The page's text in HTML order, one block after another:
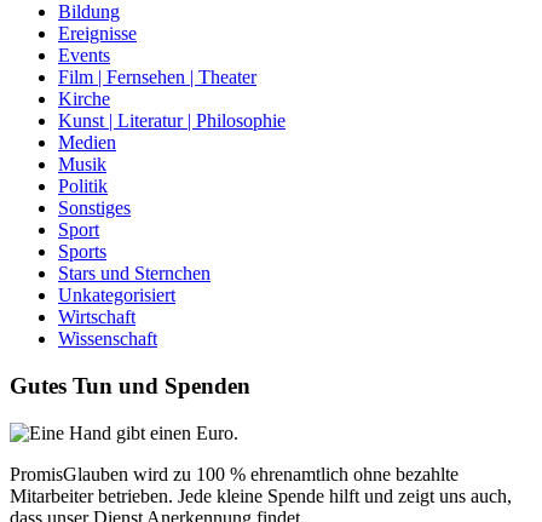
Bildung
Ereignisse
Events
Film | Fernsehen | Theater
Kirche
Kunst | Literatur | Philosophie
Medien
Musik
Politik
Sonstiges
Sport
Sports
Stars und Sternchen
Unkategorisiert
Wirtschaft
Wissenschaft
Gutes Tun und Spenden
PromisGlauben wird zu 100 % ehrenamtlich ohne bezahlte
Mitarbeiter betrieben. Jede kleine Spende hilft und zeigt uns auch,
dass unser Dienst Anerkennung findet.